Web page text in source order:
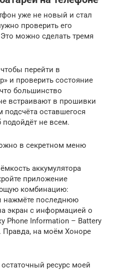
уже не новый и стал
проверить его
можно сделать тремя
перейти в
и проверить состояние
большинство
встраивают в прошивки
оставшегося
подойдёт не всем.
в секретном меню
аккумулятора
приложение
комбинацию:
нажмёте последнюю
экран с информацией о
Phone Information – Battery
Правда, на моём Хоноре
ресурс моей